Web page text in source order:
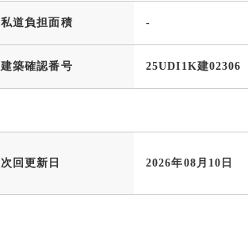
私道負担面積 -
建築確認番号 25UDI1K建02306
次回更新日 2026年08月10日